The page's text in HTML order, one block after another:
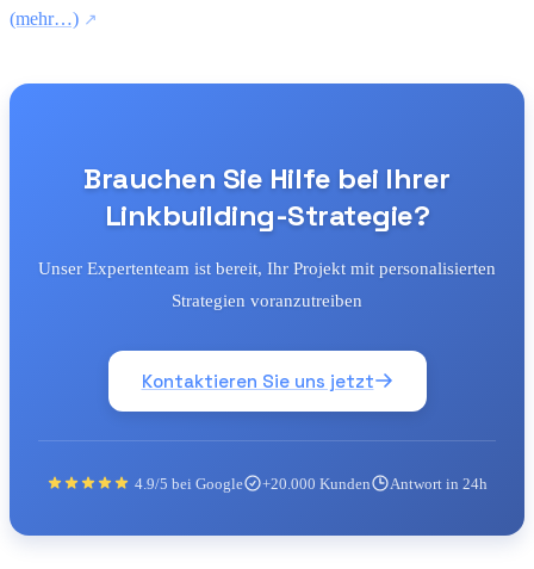
(mehr…)
Brauchen Sie Hilfe bei Ihrer
Linkbuilding-Strategie?
Unser Expertenteam ist bereit, Ihr Projekt mit personalisierten
Strategien voranzutreiben
Kontaktieren Sie uns jetzt
4.9/5 bei Google +20.000 Kunden Antwort in 24h